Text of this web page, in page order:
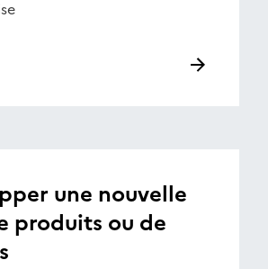
une nouvelle
produits ou de